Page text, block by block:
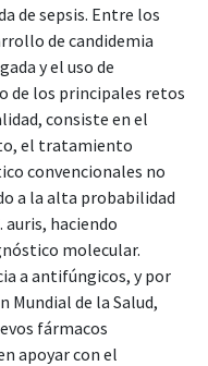
de sepsis. Entre los
de candidemia
y el uso de
de los principales retos
consiste en el
el tratamiento
convencionales no
a la alta probabilidad
auris, haciendo
molecular.
a antifúngicos, y por
Mundial de la Salud,
fármacos
apoyar con el